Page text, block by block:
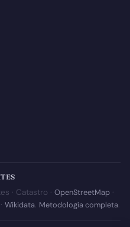
· Catastro · OpenStreetMap·
Wikidata. Metodología completa.